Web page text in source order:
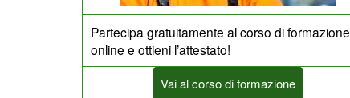
Partecipa gratuitamente al corso di formazione
online e ottieni l’attestato!
Vai al corso di formazione